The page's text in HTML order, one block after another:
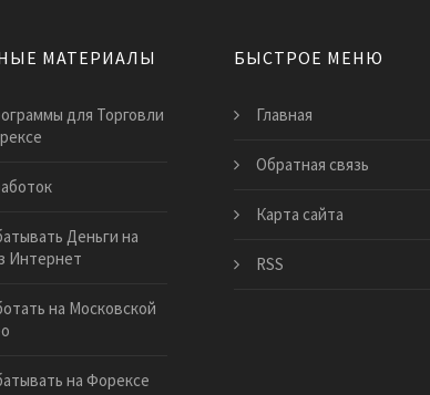
МАТЕРИАЛЫ
для Торговли
Деньги на
Интернет
на Московской
на Форексе
БЫСТРОЕ МЕНЮ
Главная
Обратная связь
Карта сайта
RSS